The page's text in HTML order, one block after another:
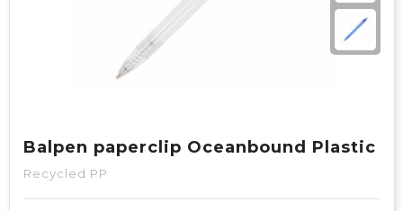
Balpen paperclip Oceanbound Plastic
Recycled PP